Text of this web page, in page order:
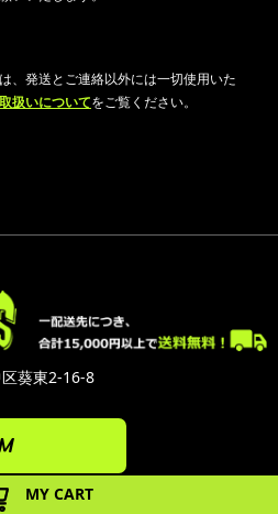
MY CART
、発送とご連絡以外には一切使用いた
扱いについてをご覧ください。
葵東2-16-8